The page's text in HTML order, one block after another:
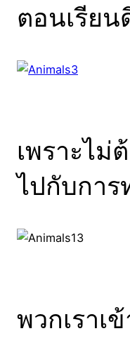
ตอนเรีย
เพราะไม่
ไปกับการ
พวกเราเ